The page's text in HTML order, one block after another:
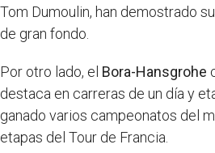
Tom Dumoulin, han demostrado
de gran fondo.
Por otro lado, el Bora-Hansgrohe
destaca en carreras de un día y
ganado varios campeonatos del
etapas del Tour de Francia.